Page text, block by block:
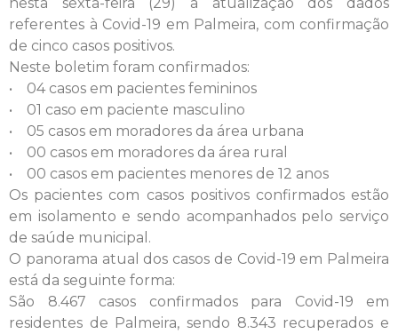
referentes à Covid-19 em Palmeira, com confirmação
de cinco casos positivos.
Neste boletim foram confirmados:
• 04 casos em pacientes femininos
• 01 caso em paciente masculino
• 05 casos em moradores da área urbana
• 00 casos em moradores da área rural
• 00 casos em pacientes menores de 12 anos
Os pacientes com casos positivos confirmados estão
em isolamento e sendo acompanhados pelo serviço
de saúde municipal.
O panorama atual dos casos de Covid-19 em Palmeira
está da seguinte forma:
São 8.467 casos confirmados para Covid-19 em
residentes de Palmeira, sendo 8.343 recuperados e